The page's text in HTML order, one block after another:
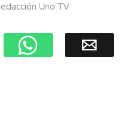
Uno TV